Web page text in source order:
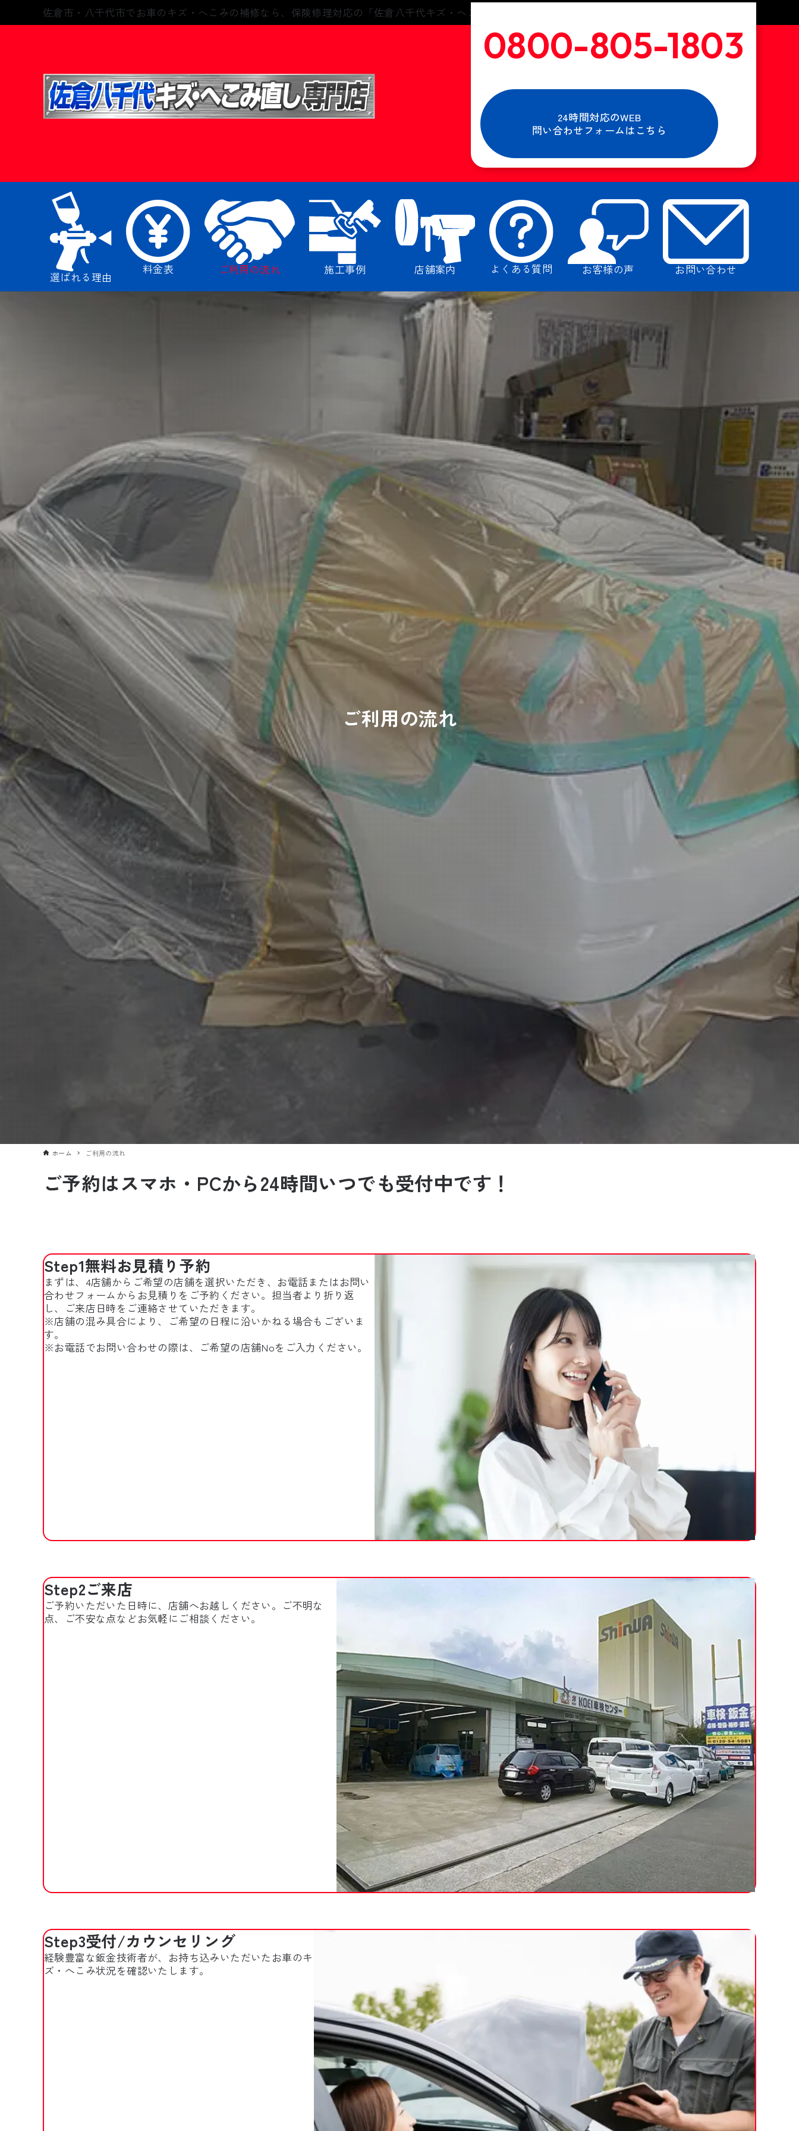
佐倉市・八千代市でお車のキズ・へこみの補修なら、保険修理対応の「佐倉八千代キズ・へこみ直し専門店」へどうぞ！
0800-805-1803
24時間対応のWEB
問い合わせフォームはこちら
選ばれる理由
料金表 ご利用の流れ 施工事例 店舗案内 よくある質問 お客様の声 お問い合わせ
ご利用の流れ
ホーム ご利用の流れ
ご予約はスマホ・PCから24時間いつでも受付中です！
Step1無料お見積り予約
まずは、4店舗からご希望の店舗を選択いただき、お電話またはお問い
合わせフォームからお見積りをご予約ください。担当者より折り返
し、ご来店日時をご連絡させていただきます。
※店舗の混み具合により、ご希望の日程に沿いかねる場合もございま
す。
※お電話でお問い合わせの際は、ご希望の店舗Noをご入力ください。
Step2ご来店
ご予約いただいた日時に、店舗へお越しください。ご不明な
点、ご不安な点などお気軽にご相談ください。
Step3受付/カウンセリング
経験豊富な鈑金技術者が、お持ち込みいただいたお車のキ
ズ・へこみ状況を確認いたします。